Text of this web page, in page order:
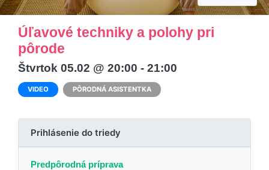
Úľavové techniky a polohy pri
pôrode
Štvrtok 05.02 @ 20:00 - 21:00
VIDEO PÔRODNÁ ASISTENTKA
Prihlásenie do triedy
Predpôrodná príprava